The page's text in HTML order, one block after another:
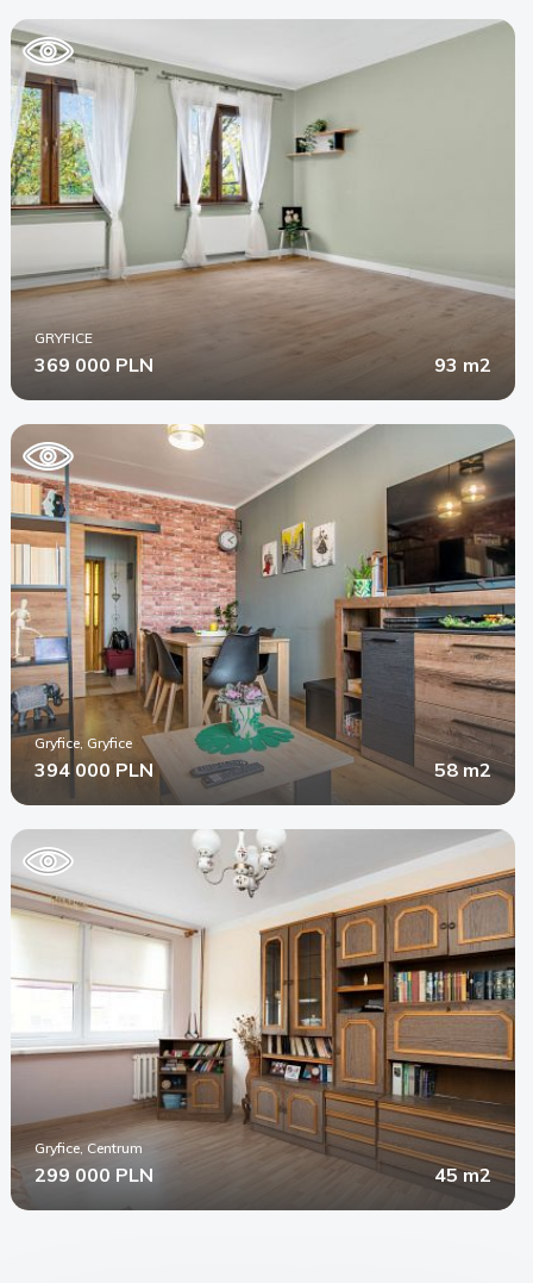
GRYFICE
369 000 PLN 93 m2
Gryfice, Gryfice
394 000 PLN 58 m2
Gryfice, Centrum
299 000 PLN 45 m2